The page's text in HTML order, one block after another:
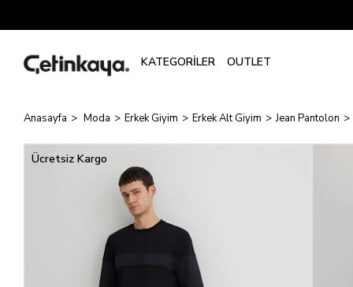
Anasayfa Moda Erkek Giyim Erkek Alt Giyim Jean Pantolon
Ücretsiz Kargo